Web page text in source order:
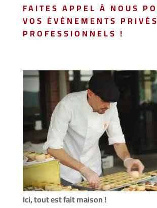
FAITES APPEL À NOUS
VOS ÉVÈNEMENTS
PROFESSIONNELS !
Ici, tout est fait maison !